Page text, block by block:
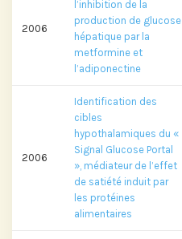
2006
l’inhibition de la
production de glucose
hépatique par la
metformine et
l’adiponectine
2006
Identification des
cibles
hypothalamiques du «
Signal Glucose Portal
», médiateur de l’effet
de satiété induit par
les protéines
alimentaires